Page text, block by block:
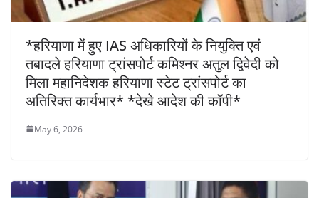
*हरियाणा में हुए IAS अधिकारियों के नियुक्ति एवं
तबादले हरियाणा ट्रांसपोर्ट कमिश्नर अतुल द्विवेदी को
मिला महानिदेशक हरियाणा स्टेट ट्रांसपोर्ट का
अतिरिक्त कार्यभार* *देखे आदेश की कॉपी*
May 6, 2026